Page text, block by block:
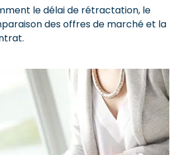
le délai de rétractation, le
des offres de marché et la